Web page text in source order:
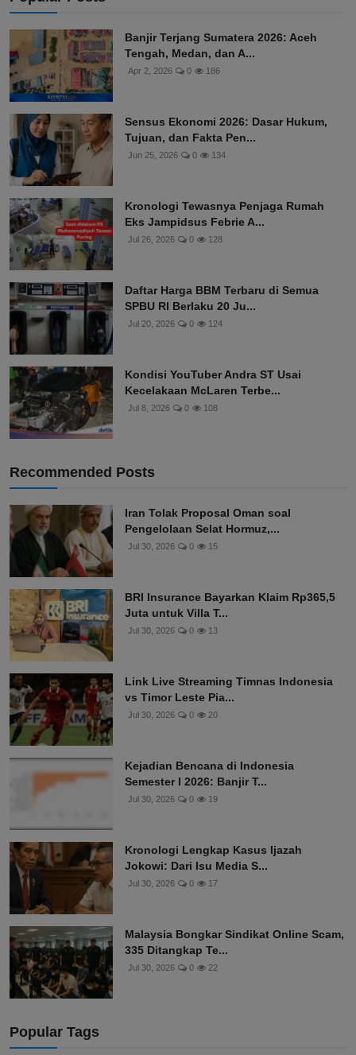
Banjir Terjang Sumatera 2026: Aceh
Tengah, Medan, dan A...
Apr 2, 2026 0 186
Sensus Ekonomi 2026: Dasar Hukum,
Tujuan, dan Fakta Pen...
Jun 25, 2026 0 134
Kronologi Tewasnya Penjaga Rumah
Eks Jampidsus Febrie A...
Jul 26, 2026 0 128
Daftar Harga BBM Terbaru di Semua
SPBU RI Berlaku 20 Ju...
Jul 20, 2026 0 124
Kondisi YouTuber Andra ST Usai
Kecelakaan McLaren Terbe...
Jul 8, 2026 0 108
Recommended Posts
Iran Tolak Proposal Oman soal
Pengelolaan Selat Hormuz,...
Jul 30, 2026 0 15
BRI Insurance Bayarkan Klaim Rp365,5
Juta untuk Villa T...
Jul 30, 2026 0 13
Link Live Streaming Timnas Indonesia
vs Timor Leste Pia...
Jul 30, 2026 0 20
Kejadian Bencana di Indonesia
Semester I 2026: Banjir T...
Jul 30, 2026 0 19
Kronologi Lengkap Kasus Ijazah
Jokowi: Dari Isu Media S...
Jul 30, 2026 0 17
Malaysia Bongkar Sindikat Online Scam,
335 Ditangkap Te...
Jul 30, 2026 0 22
Popular Tags